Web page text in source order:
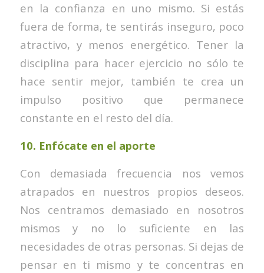
en la confianza en uno mismo. Si estás
fuera de forma, te sentirás inseguro, poco
atractivo, y menos energético. Tener la
disciplina para hacer ejercicio no sólo te
hace sentir mejor, también te crea un
impulso positivo que permanece
constante en el resto del día.
10. Enfócate en el aporte
Con demasiada frecuencia nos vemos
atrapados en nuestros propios deseos.
Nos centramos demasiado en nosotros
mismos y no lo suficiente en las
necesidades de otras personas. Si dejas de
pensar en ti mismo y te concentras en